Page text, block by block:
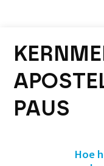
PAUS
Hoe